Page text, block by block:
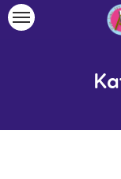
Toggle